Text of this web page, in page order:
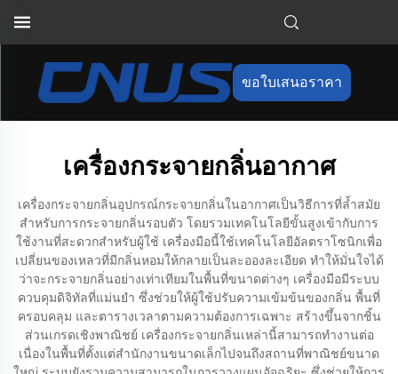
ขอใบเสนอราคา
เครื่องกระจายกลิ่นอากาศ
เครื่องกระจายกลิ่นอุปกรณ์กระจายกลิ่นในอากาศเป็นวิธีการที่ล้ำสมัย
สำหรับการกระจายกลิ่นรอบตัว โดยรวมเทคโนโลยีขั้นสูงเข้ากับการ
ใช้งานที่สะดวกสำหรับผู้ใช้ เครื่องมือนี้ใช้เทคโนโลยีอัลตราโซนิกเพื่อ
เปลี่ยนของเหลวที่มีกลิ่นหอมให้กลายเป็นละอองละเอียด ทำให้มั่นใจได้
ว่าจะกระจายกลิ่นอย่างเท่าเทียมในพื้นที่ขนาดต่างๆ เครื่องมือมีระบบ
ควบคุมดิจิทัลที่แม่นยำ ซึ่งช่วยให้ผู้ใช้ปรับความเข้มข้นของกลิ่น พื้นที่
ครอบคลุม และตารางเวลาตามความต้องการเฉพาะ สร้างขึ้นจากชิ้น
ส่วนเกรดเชิงพาณิชย์ เครื่องกระจายกลิ่นเหล่านี้สามารถทำงานต่อ
เนื่องในพื้นที่ตั้งแต่สำนักงานขนาดเล็กไปจนถึงสถานที่พาณิชย์ขนาด